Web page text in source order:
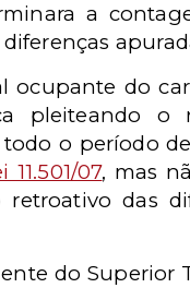
a
ocupante do
pleiteando o
o período
11.501/07, mas
das
do Superior